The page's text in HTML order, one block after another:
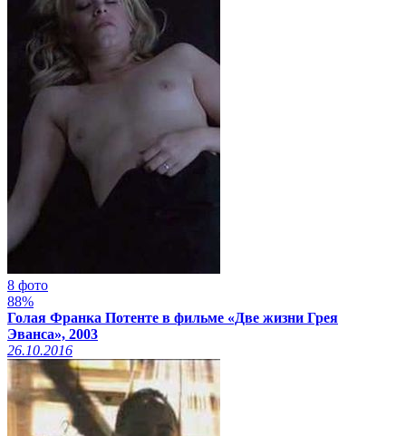
8 фото
88%
Голая Франка Потенте в фильме «Две жизни Грея
Эванса», 2003
26.10.2016